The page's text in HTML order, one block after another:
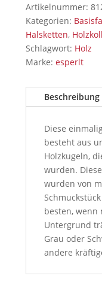
Artikelnummer:
Kategorien:
Halsketten,
Schlagwort: Holz
Marke: esperlt
Beschreibung
Diese
besteht aus
Holzkugeln,
wurden.
wurden von
besten, wenn
Untergrund
Grau oder
andere